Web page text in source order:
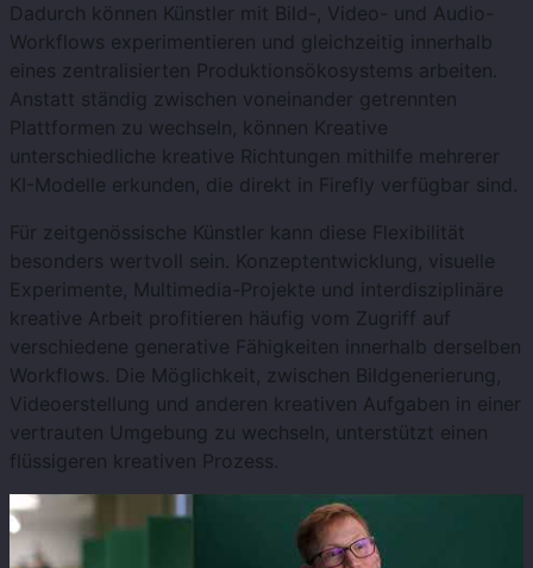
Dadurch können Künstler mit Bild-, Video- und Audio-
Workflows experimentieren und gleichzeitig innerhalb
eines zentralisierten Produktionsökosystems arbeiten.
Anstatt ständig zwischen voneinander getrennten
Plattformen zu wechseln, können Kreative
unterschiedliche kreative Richtungen mithilfe mehrerer
KI-Modelle erkunden, die direkt in Firefly verfügbar sind.
Für zeitgenössische Künstler kann diese Flexibilität
besonders wertvoll sein. Konzeptentwicklung, visuelle
Experimente, Multimedia-Projekte und interdisziplinäre
kreative Arbeit profitieren häufig vom Zugriff auf
verschiedene generative Fähigkeiten innerhalb derselben
Workflows. Die Möglichkeit, zwischen Bildgenerierung,
Videoerstellung und anderen kreativen Aufgaben in einer
vertrauten Umgebung zu wechseln, unterstützt einen
flüssigeren kreativen Prozess.